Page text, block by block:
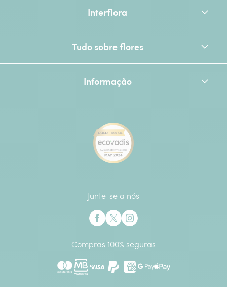
Interflora
Tudo sobre flores
Informação
Junte-se a nós
Compras 100% seguras
MastercardMultibancoPaypalAmerican Express
Google Pay
Apple Pay